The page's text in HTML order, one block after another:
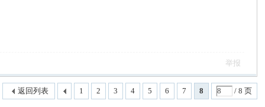
举报
1 2 3 4 5 6 7 8 / 8 页
返回列表